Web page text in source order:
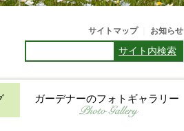
サイトマップ お知らせ
サイト内検索
ガーデナーのフォトギャラリー